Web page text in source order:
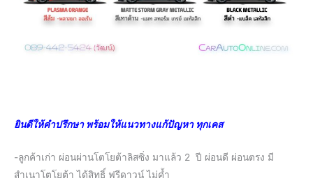
ยินดีให้คำปรึกษา พร้อมให้แนวทางแก้ปัญหา ทุกเคส
-ลูกค้าเก่า ผ่อนผ่านโตโยต้าลิสซิ่ง มาแล้ว 2 ปี ผ่อนดี ผ่อนตรง มี
สำเนาโตโยต้า ได้สิทธิ์ ฟรีดาวน์ ไม่ค้ำ